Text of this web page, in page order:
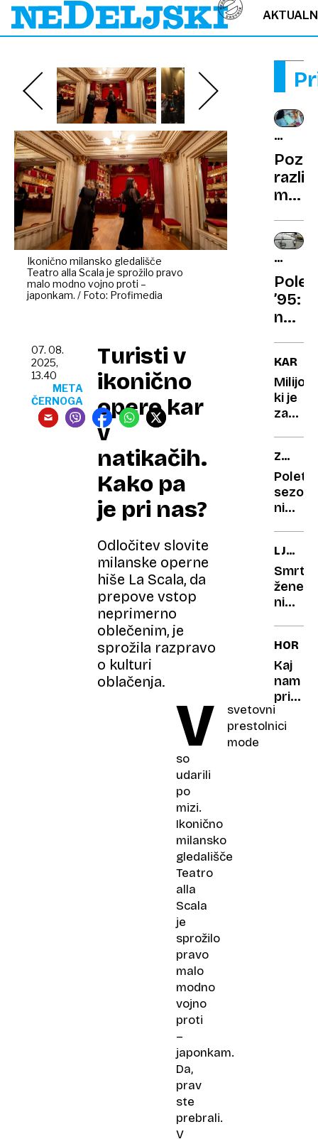
Ikonično milansko gledališče
Teatro alla Scala je sprožilo pravo
malo modno vojno proti –
japonkam. / Foto: Profimedia
Turisti v
ikonično
opero kar
v
natikačih.
Kako pa
je pri nas?
Odločitev slovite
milanske operne
hiše La Scala, da
prepove vstop
neprimerno
oblečenim, je
sprožila razpravo
o kulturi
oblačenja.
07. 08.
2025,
13.40
META
ČERNOGA
V
svetovni
prestolnici
mode
so
udarili
po
mizi.
Ikonično
milansko
gledališče
Teatro
alla
Scala
je
sprožilo
pravo
malo
modno
vojno
proti
–
japonkam.
Da,
prav
ste
prebrali.
V
PRAVNI
med
in
PRED
30
LETI
’95:
Soča
in
ki je
za
živali,
in
V
FILMU
ni
V
ZRAKU?
Smrti
žene
ni
kot
Je
zdaj
znova
Kaj
nam
ni